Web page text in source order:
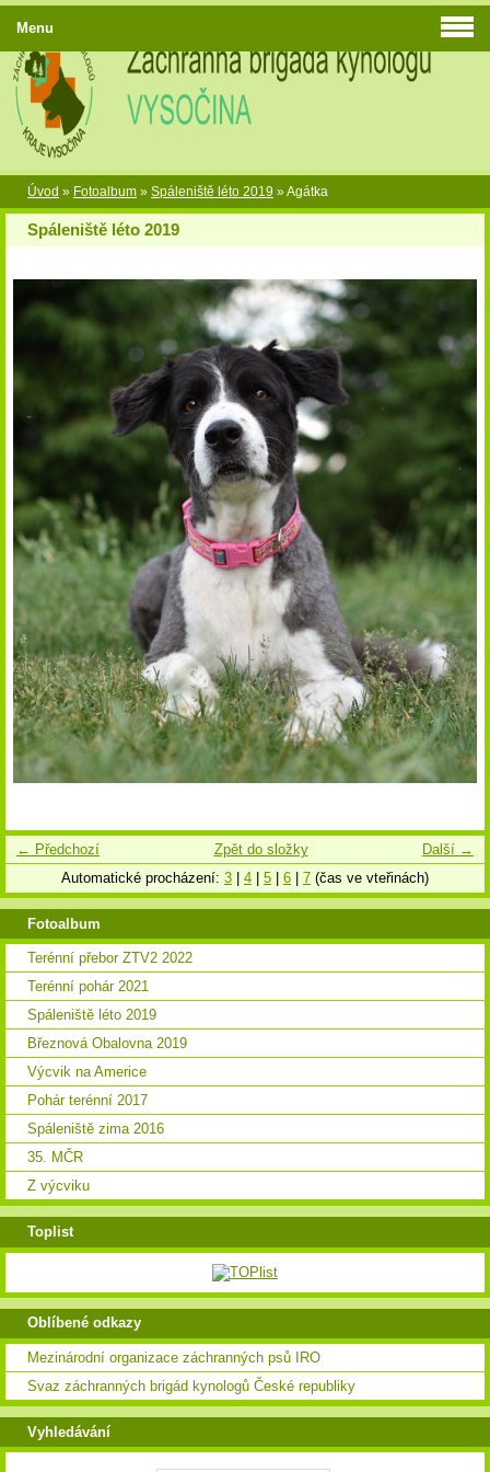
Úvod » Fotoalbum » Spáleniště léto 2019 »Agátka
Spáleniště léto 2019
← Předchozí Další →
Zpět do složky
Automatické procházení: 3 4 5 6 7 (čas ve vteřinách)
Menu
Fotoalbum
Terénní přebor ZTV2 2022
Terénní pohár 2021
Spáleniště léto 2019
Březnová Obalovna 2019
Výcvik na Americe
Pohár terénní 2017
Spáleniště zima 2016
35. MČR
Z výcviku
Toplist
Oblíbené odkazy
Mezinárodní organizace záchranných psů IRO
Svaz záchranných brigád kynologů České republiky
Vyhledávání